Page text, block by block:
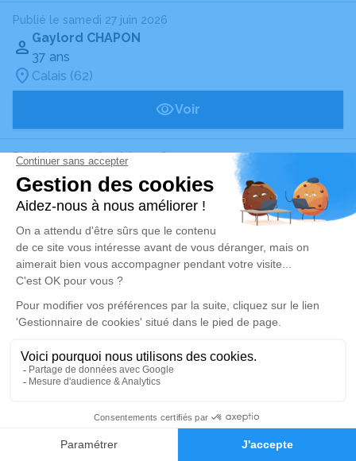
Publié le samedi 27 juin 2026
Gaylord CHAPON
37 ans
Calais (62)
Voir
Publié le samedi 27 juin 2026
Jean-Claude SEYS
93 ans
Calais (62)
Voir
Ginette CLAUDEL
Née VAILLANT - 93 ans
Calais (62)
Nelly CURVEILLER
Alerte décès 62